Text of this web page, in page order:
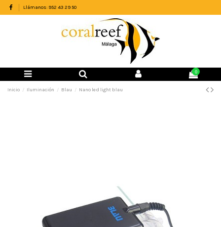
Llámanos: 952 43 29 50
0
Inicio Iluminación Blau Nano led light blau